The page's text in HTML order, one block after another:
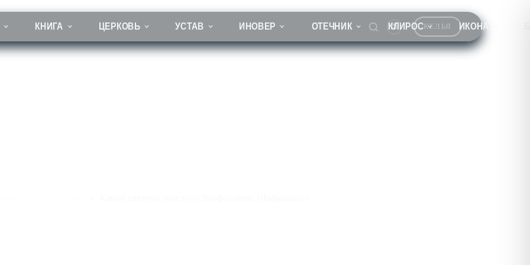
КНИГА ЦЕРКОВЬ УСТАВ ИНОВЕР ОТЕЧНИК КЛИРОС ИКОНА
КЕЛЬЯ